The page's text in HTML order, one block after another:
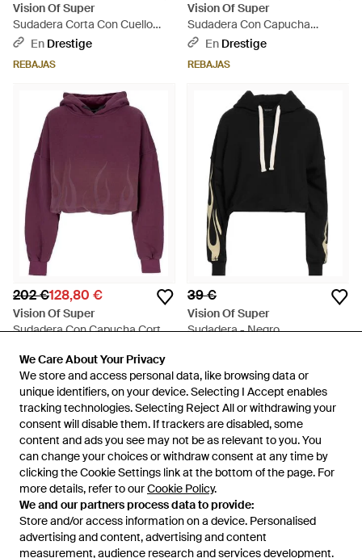
We Care About Your Privacy
We store and access personal data, like browsing data or
unique identifiers, on your device. Selecting I Accept enables
tracking technologies. Selecting Reject All or withdrawing your
consent will disable them. If trackers are disabled, some
content and ads you see may not be as relevant to you. You
can change your choices or withdraw consent at any time by
clicking the Cookie Settings link at the bottom of the page. For
more details, refer to ourCookie Policy.
We and our partners process data to provide:
Store and/or access information on a device. Personalised
advertising and content, advertising and content
measurement, audience research and services development.
We Care About Your Privacy
We store and access personal data, like browsing data or
unique identifiers, on your device. Selecting I Accept enables
tracking technologies. Selecting Reject All or withdrawing your
consent will disable them. If trackers are disabled, some
content and ads you see may not be as relevant to you. You
can change your choices or withdraw consent at any time by
clicking the Cookie Settings link at the bottom of the page. For
more details, refer to ourCookie Policy.
We and our partners process data to provide:
Store and/or access information on a device. Personalised
advertising and content, advertising and content
measurement, audience research and services development.
Vision Of Super
Sudadera Corta Con Cuello
Redondo Para Mujer, Sudadera
Estampado De Bandana, Color
Rosa - Rosa
En Drestige
REBAJAS
Vision Of Super
Sudadera Con Capucha
Corrosive Flames Sudadera
Negra Para Mujer - Azul
En Drestige
REBAJAS
202 €128,80 €
Vision Of Super
Sudadera Con Capucha Corta
Sudadera Con Capucha Vino
De Uva - Morado
REBAJAS
39 €
Vision Of Super
Sudadera - Negro
AGOTADO